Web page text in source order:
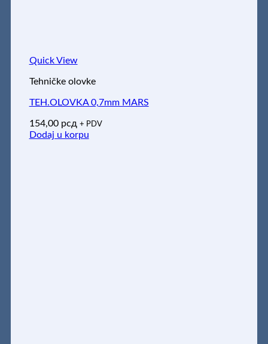
Quick View
Tehničke olovke
TEH.OLOVKA 0,7mm MARS
154,00 рсд + PDV
Dodaj u korpu